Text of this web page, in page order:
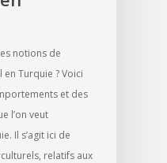
notions de
Turquie ? Voici
et des
l’on veut
Il s’agit ici de
relatifs aux